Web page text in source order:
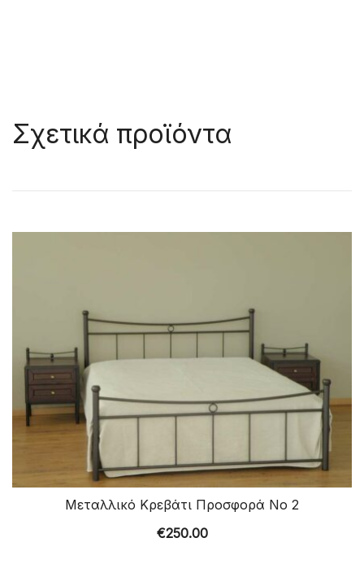
Σχετικά προϊόντα
Μεταλλικό Κρεβάτι Προσφορά Νο 2
€250.00